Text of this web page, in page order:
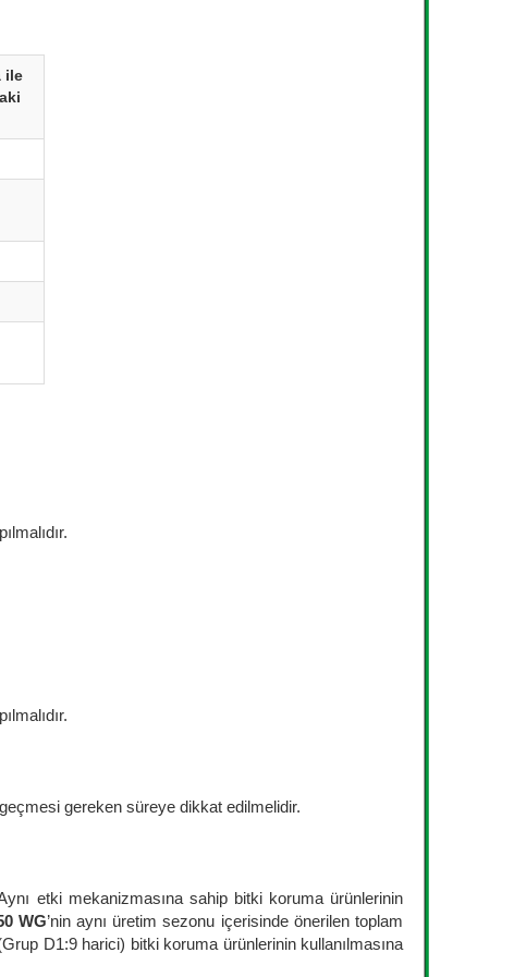
ile
gereken süreye dikkat edilmelidir.
etki mekanizmasına sahip bitki koruma ürünlerinin
WG’nin aynı üretim sezonu içerisinde önerilen toplam
D1:9 harici) bitki koruma ürünlerinin kullanılmasına